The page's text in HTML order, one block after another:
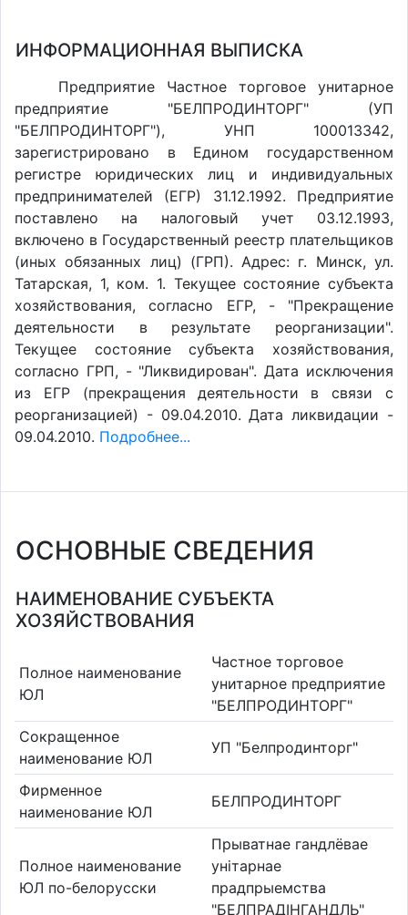
ИНФОРМАЦИОННАЯ ВЫПИСКА
Предприятие Частное торговое унитарное
предприятие "БЕЛПРОДИНТОРГ" (УП
"БЕЛПРОДИНТОРГ"), УНП 100013342,
зарегистрировано в Едином государственном
регистре юридических лиц и индивидуальных
предпринимателей (ЕГР) 31.12.1992. Предприятие
поставлено на налоговый учет 03.12.1993,
включено в Государственный реестр плательщиков
(иных обязанных лиц) (ГРП). Адрес: г. Минск, ул.
Татарская, 1, ком. 1. Текущее состояние субъекта
хозяйствования, согласно ЕГР, - "Прекращение
деятельности в результате реорганизации".
Текущее состояние субъекта хозяйствования,
согласно ГРП, - "Ликвидирован". Дата исключения
из ЕГР (прекращения деятельности в связи с
реорганизацией) - 09.04.2010. Дата ликвидации -
09.04.2010. Подробнее...
ОСНОВНЫЕ СВЕДЕНИЯ
НАИМЕНОВАНИЕ СУБЪЕКТА
ХОЗЯЙСТВОВАНИЯ
Полное наименование
ЮЛ
Частное торговое
унитарное предприятие
"БЕЛПРОДИНТОРГ"
Сокращенное
наименование ЮЛ
УП "Белпродинторг"
Фирменное
наименование ЮЛ
БЕЛПРОДИНТОРГ
Полное наименование
ЮЛ по-белорусски
Прыватнае гандлёвае
унiтарнае
прадпрыемства
"БЕЛПРАДIНГАНДЛЬ"